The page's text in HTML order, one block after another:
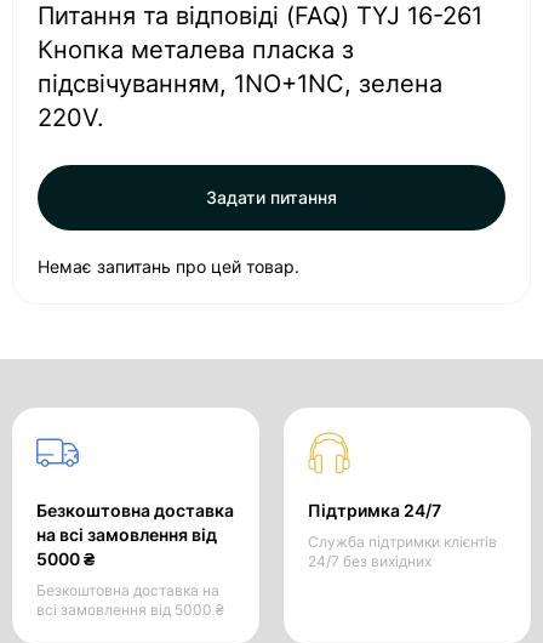
Питання та відповіді (FAQ) TYJ 16-261
Кнопка металева пласка з
підсвічуванням, 1NO+1NC, зелена
220V.
Задати питання
Немає запитань про цей товар.
Безкоштовна доставка
на всі замовлення від
5000 ₴
Безкоштовна доставка на
всі замовлення від 5000 ₴
Підтримка 24/7
Служба підтримки клієнтів
24/7 без вихідних